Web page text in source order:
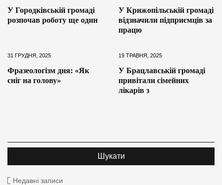
У Городківській громаді
розпочав роботу ще один
У Крижопільській громаді
відзначили підприємців за
працю
31 ГРУДНЯ, 2025
Фразеологізм дня: «Як
сніг на голову»
19 ТРАВНЯ, 2025
У Брацлавській громаді
привітали сімейних
лікарів з
Недавні записи